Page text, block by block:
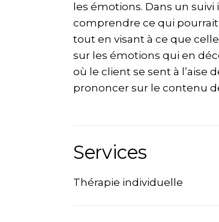
les émotions. Dans un
comprendre ce qui
tout en visant à ce que
sur les émotions qui en
où le client se sent à l’aise
prononcer sur le contenu
Services
Thérapie individuelle